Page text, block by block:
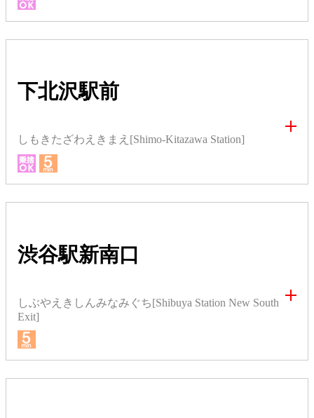
下北沢駅前
しもきたざわえきまえ[Shimo-Kitazawa Station]
渋谷駅新南口
しぶやえきしんみなみぐち[Shibuya Station New South
Exit]